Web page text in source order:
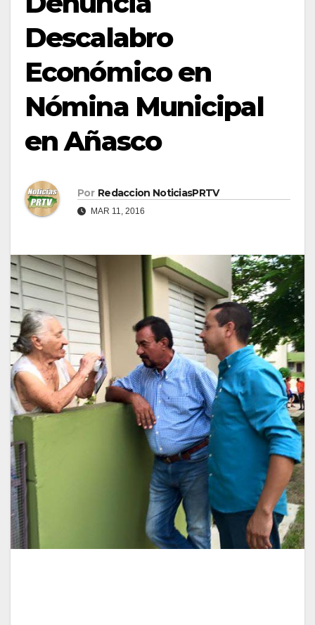
Descalabro
Económico en
Nómina Municipal
en Añasco
Por Redaccion NoticiasPRTV
MAR 11, 2016